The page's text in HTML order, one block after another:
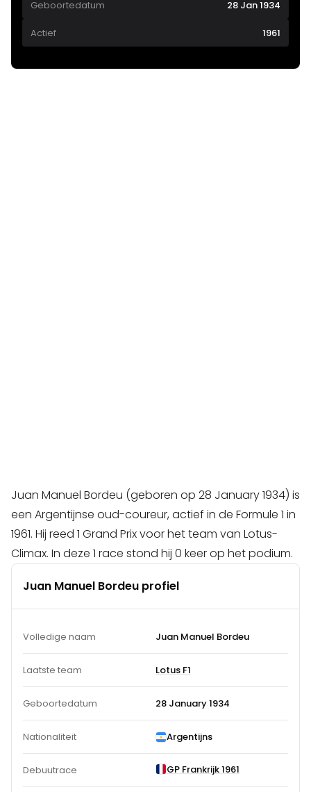
Geboortedatum 28 Jan 1934
Actief 1961
Juan Manuel Bordeu (geboren op 28 January 1934) is
een Argentijnse oud-coureur, actief in de Formule 1 in
1961. Hij reed 1 Grand Prix voor het team van Lotus-
Climax. In deze 1 race stond hij 0 keer op het podium.
Juan Manuel Bordeu profiel
Volledige naam Juan Manuel Bordeu
Laatste team Lotus F1
Geboortedatum 28 January 1934
Nationaliteit Argentijns
Debuutrace GP Frankrijk 1961